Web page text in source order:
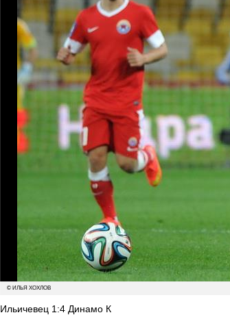
© ИЛЬЯ ХОХЛОВ
Ильичевец 1:4 Динамо К